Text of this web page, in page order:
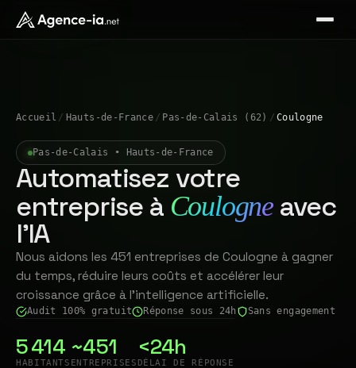
Accueil / Hauts-de-France / Pas-de-Calais (62) / Coulogne
Pas-de-Calais • Hauts-de-France
Automatisez votre
entreprise à Coulogne avec
l'IA
Nous aidons les 451 entreprises de Coulogne à gagner
du temps, réduire leurs coûts et accélérer leur
croissance grâce à l'intelligence artificielle.
Audit 100% gratuit Réponse sous 24h Sans engagement
5 414
HABITANTS
~451
ENTREPRISES
<24h
DÉLAI DE RÉPONSE